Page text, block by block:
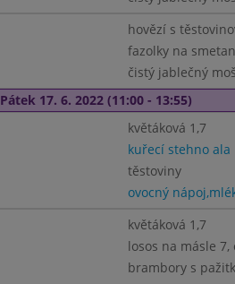
hovězí s
fazolky na
čistý jablečný
Pátek 17. 6. 2022 (11:00 - 13:55)
květáková 1,7
kuřecí stehno ala
těstoviny
ovocný
květáková 1,7
losos na másle
brambory s